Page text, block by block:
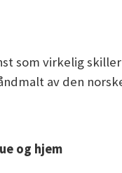
som virkelig
av den
og hjem